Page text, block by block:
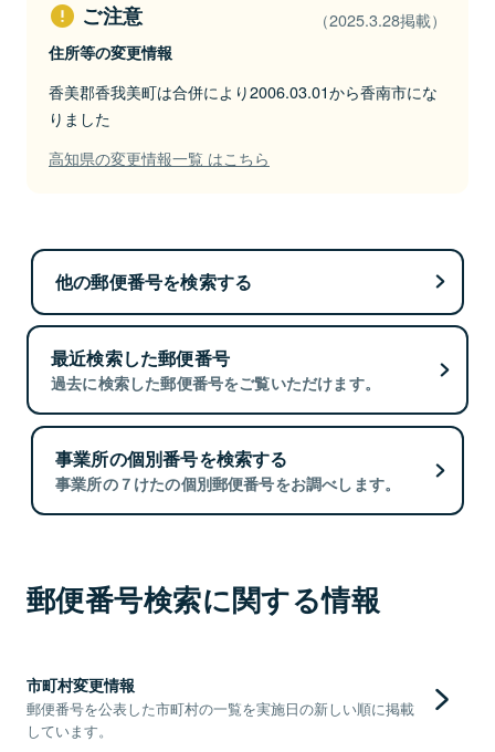
ご注意 （2025.3.28掲載）
住所等の変更情報
香美郡香我美町は合併により2006.03.01から香南市にな
りました
高知県の変更情報一覧 はこちら
他の郵便番号を検索する
最近検索した郵便番号
過去に検索した郵便番号をご覧いただけます。
事業所の個別番号を検索する
事業所の７けたの個別郵便番号をお調べします。
郵便番号検索に関する情報
市町村変更情報
郵便番号を公表した市町村の一覧を実施日の新しい順に掲載
しています。